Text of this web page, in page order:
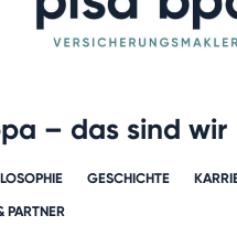
– das sind wir
GESCHICHTE​
PARTNER​